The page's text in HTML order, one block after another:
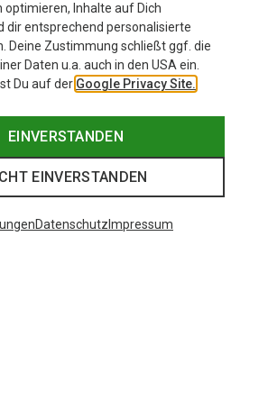
optimieren, Inhalte auf Dich
dir entsprechend personalisierte
Deine Zustimmung schließt ggf. die
Daten u.a. auch in den USA ein.
Du auf der Google Privacy Site.
EINVERSTANDEN
EINVERSTANDEN
Datenschutz Impressum